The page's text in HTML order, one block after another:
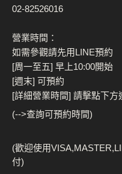
02-82526016
營業時間：
如需參觀請先用LINE預約
[周一至五] 早上10:00開始
[週末] 可預約
[詳細營業時間] 請擊點下方
(-->查詢可預約時間)
(歡迎使用
付)